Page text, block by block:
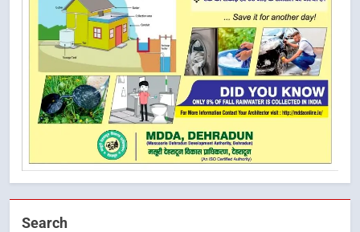
Search